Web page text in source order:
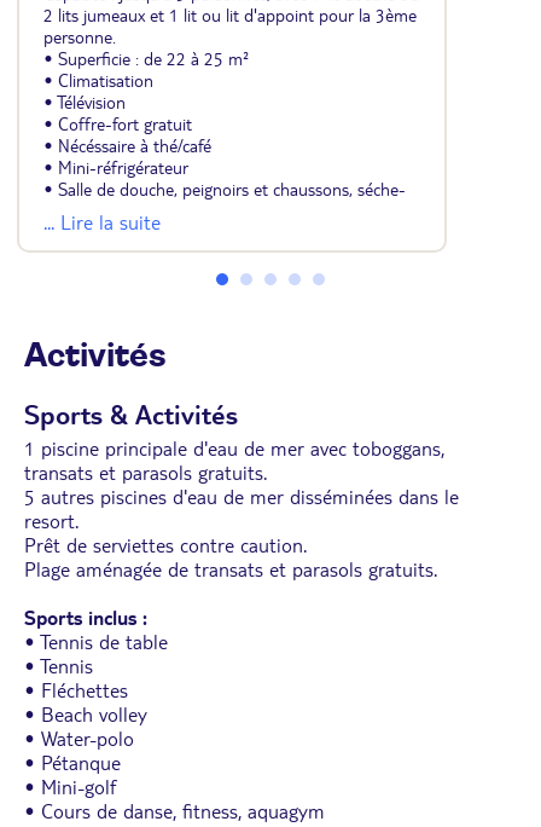
2 lits jumeaux et 1 lit ou lit d'appoint pour la 3ème
personne.
• Superficie : de 22 à 25 m²
• Climatisation
• Télévision
• Coffre-fort gratuit
• Nécéssaire à thé/café
• Mini-réfrigérateur
• Salle de douche, peignoirs et chaussons, séche-
cheveux
• Balcon ou terrasse
... Lire la suite
Activités
Sports & Activités
1 piscine principale d'eau de mer avec toboggans,
transats et parasols gratuits.
5 autres piscines d'eau de mer disséminées dans le
resort.
Prêt de serviettes contre caution.
Plage aménagée de transats et parasols gratuits.
Sports inclus :
• Tennis de table
• Tennis
• Fléchettes
• Beach volley
• Water-polo
• Pétanque
• Mini-golf
• Cours de danse, fitness, aquagym